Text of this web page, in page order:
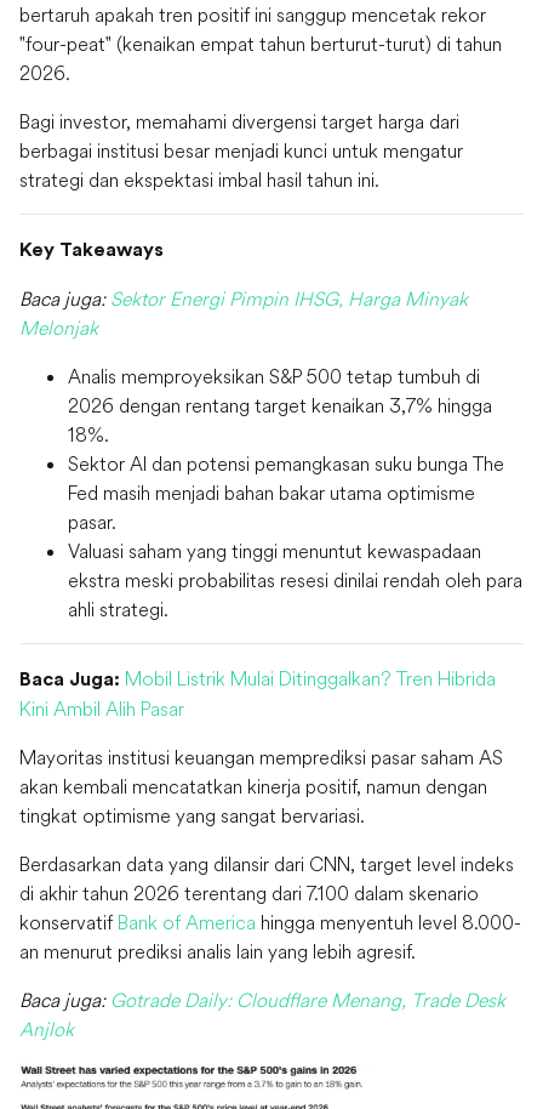
bertaruh apakah tren positif ini sanggup mencetak rekor
"four-peat" (kenaikan empat tahun berturut-turut) di tahun
2026.
Bagi investor, memahami divergensi target harga dari
berbagai institusi besar menjadi kunci untuk mengatur
strategi dan ekspektasi imbal hasil tahun ini.
Key Takeaways
Baca juga: Sektor Energi Pimpin IHSG, Harga Minyak
Melonjak
Analis memproyeksikan S&P 500 tetap tumbuh di
2026 dengan rentang target kenaikan 3,7% hingga
18%.
Sektor AI dan potensi pemangkasan suku bunga The
Fed masih menjadi bahan bakar utama optimisme
pasar.
Valuasi saham yang tinggi menuntut kewaspadaan
ekstra meski probabilitas resesi dinilai rendah oleh para
ahli strategi.
Baca Juga: Mobil Listrik Mulai Ditinggalkan? Tren Hibrida
Kini Ambil Alih Pasar
Mayoritas institusi keuangan memprediksi pasar saham AS
akan kembali mencatatkan kinerja positif, namun dengan
tingkat optimisme yang sangat bervariasi.
Berdasarkan data yang dilansir dari CNN, target level indeks
di akhir tahun 2026 terentang dari 7.100 dalam skenario
konservatif Bank of America hingga menyentuh level 8.000-
an menurut prediksi analis lain yang lebih agresif.
Baca juga: Gotrade Daily: Cloudflare Menang, Trade Desk
Anjlok